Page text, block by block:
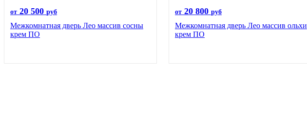
от 20 500 руб
Межкомнатная дверь Лео массив сосны
крем ПО
от 20 800 руб
Межкомнатная дверь Лео массив ольхи
крем ПО